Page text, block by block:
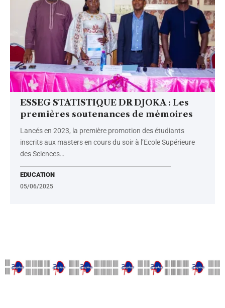
ESSEG STATISTIQUE DR DJOKA : Les
premières soutenances de mémoires
Lancés en 2023, la première promotion des étudiants
inscrits aux masters en cours du soir à l’Ecole Supérieure
des Sciences…
EDUCATION
05/06/2025